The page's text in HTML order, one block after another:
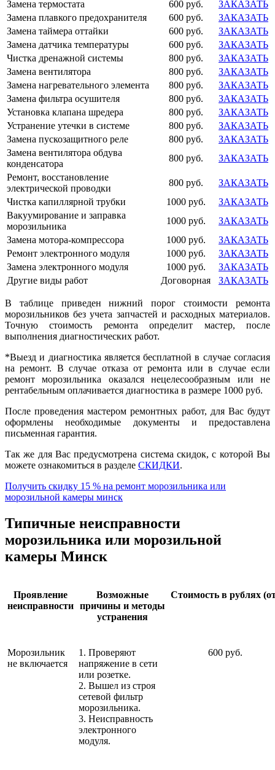
Замена термостата 600 руб.
ЗАКАЗАТЬ
Замена плавкого предохранителя
600 руб.
ЗАКАЗАТЬ
Замена таймера оттайки
600 руб.
ЗАКАЗАТЬ
Замена датчика температуры
600 руб.
ЗАКАЗАТЬ
Чистка дренажной системы
800 руб.
ЗАКАЗАТЬ
Замена вентилятора
800 руб.
ЗАКАЗАТЬ
Замена нагревательного элемента
800 руб.
ЗАКАЗАТЬ
Замена фильтра осушителя
800 руб.
ЗАКАЗАТЬ
Установка клапана шредера
800 руб.
ЗАКАЗАТЬ
Устранение утечки в системе
800 руб.
ЗАКАЗАТЬ
Замена пускозащитного реле
800 руб.
ЗАКАЗАТЬ
Замена вентилятора обдува
конденсатора
800 руб.
ЗАКАЗАТЬ
Ремонт, восстановление
электрической проводки
800 руб.
ЗАКАЗАТЬ
Чистка капиллярной трубки
1000 руб.
ЗАКАЗАТЬ
Вакуумирование и заправка
морозильника
1000 руб.
ЗАКАЗАТЬ
Замена мотора-компрессора
1000 руб.
ЗАКАЗАТЬ
Ремонт электронного модуля
1000 руб.
ЗАКАЗАТЬ
Замена электронного модуля
1000 руб.
ЗАКАЗАТЬ
Другие виды работ
Договорная ЗАКАЗАТЬ
В таблице приведен нижний порог стоимости ремонта
морозильников без учета запчастей и расходных материалов.
Точную стоимость ремонта определит мастер, после
выполнения диагностических работ.
*Выезд и диагностика является бесплатной в случае согласия
на ремонт. В случае отказа от ремонта или в случае если
ремонт морозильника оказался нецелесообразным или не
рентабельным оплачивается диагностика в размере 1000 руб.
После проведения мастером ремонтных работ, для Вас будут
оформлены необходимые документы и предоставлена
письменная гарантия.
Так же для Вас предусмотрена система скидок, с которой Вы
можете ознакомиться в разделе СКИДКИ.
Получить скидку 15 % на ремонт морозильника или
морозильной камеры минск
Типичные неисправности
морозильника или морозильной
камеры Минск
Проявление
неисправности
Возможные
причины и методы
устранения
Стоимость в рублях
Морозильник
не включается
1. Проверяют
напряжение в сети
или розетке.
2. Вышел из строя
сетевой фильтр
морозильника.
3. Неисправность
электронного
модуля.
600 руб.